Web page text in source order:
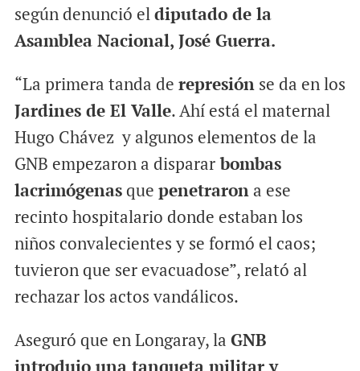
según denunció eldiputado de la
Asamblea Nacional, José Guerra.
“La primera tanda de represiónse da en los
Jardines de El Valle. Ahí está el maternal
Hugo Chávez y algunos elementos de la
GNB empezaron a dispararbombas
lacrimógenasque penetrarona ese
recinto hospitalario donde estaban los
niños convalecientes y se formó el caos;
tuvieron que ser evacuadose”, relató al
rechazar los actos vandálicos.
Aseguró que en Longaray, la GNB